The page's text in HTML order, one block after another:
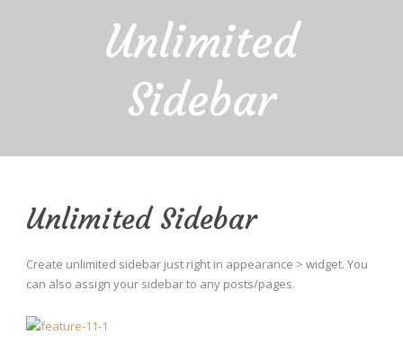
Unlimited
Sidebar
Unlimited Sidebar
Create unlimited sidebar just right in appearance > widget. You
can also assign your sidebar to any posts/pages.